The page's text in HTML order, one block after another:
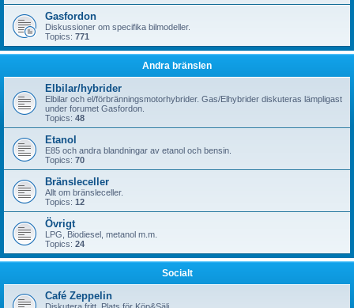
Gasfordon
Diskussioner om specifika bilmodeller.
Topics: 771
Andra bränslen
Elbilar/hybrider
Elbilar och el/förbränningsmotorhybrider. Gas/Elhybrider diskuteras lämpligast
under forumet Gasfordon.
Topics: 48
Etanol
E85 och andra blandningar av etanol och bensin.
Topics: 70
Bränsleceller
Allt om bränsleceller.
Topics: 12
Övrigt
LPG, Biodiesel, metanol m.m.
Topics: 24
Socialt
Café Zeppelin